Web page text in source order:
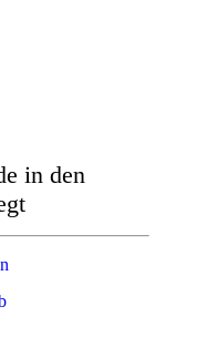
in den